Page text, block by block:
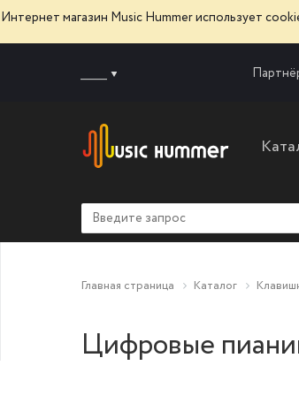
Интернет магазин Music Hummer использует
Главная страница Каталог
Цифровые